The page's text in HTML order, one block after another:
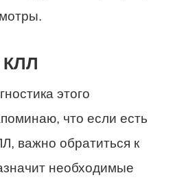
КЛЛ
этого
что если есть
важно обратиться к
необходимые